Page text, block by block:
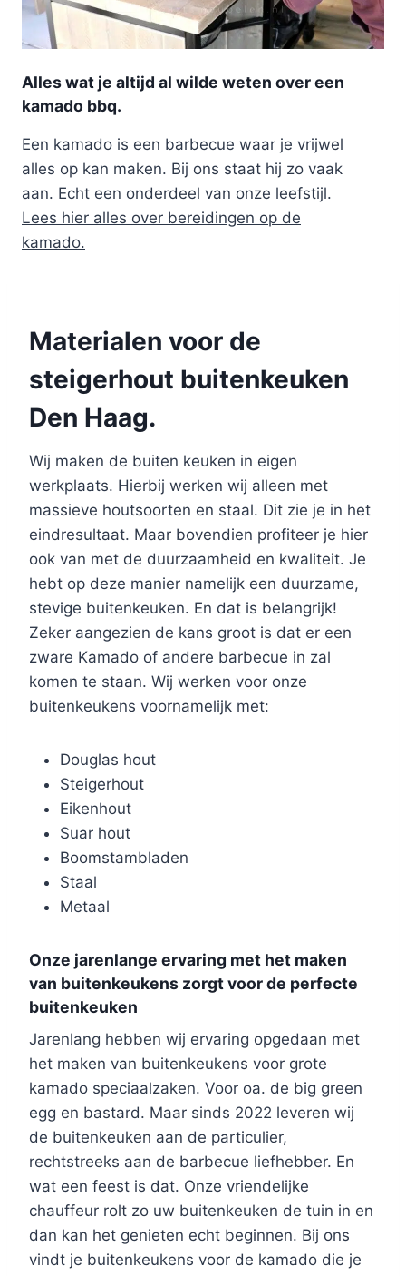
Alles wat je altijd al wilde weten over een
kamado bbq.
Een kamado is een barbecue waar je vrijwel
alles op kan maken. Bij ons staat hij zo vaak
aan. Echt een onderdeel van onze leefstijl.
Lees hier alles over bereidingen op de
kamado.
Materialen voor de
steigerhout buitenkeuken
Den Haag.
Wij maken de buiten keuken in eigen
werkplaats. Hierbij werken wij alleen met
massieve houtsoorten en staal. Dit zie je in het
eindresultaat. Maar bovendien profiteer je hier
ook van met de duurzaamheid en kwaliteit. Je
hebt op deze manier namelijk een duurzame,
stevige buitenkeuken. En dat is belangrijk!
Zeker aangezien de kans groot is dat er een
zware Kamado of andere barbecue in zal
komen te staan. Wij werken voor onze
buitenkeukens voornamelijk met:
Douglas hout
Steigerhout
Eikenhout
Suar hout
Boomstambladen
Staal
Metaal
Onze jarenlange ervaring met het maken
van buitenkeukens zorgt voor de perfecte
buitenkeuken
Jarenlang hebben wij ervaring opgedaan met
het maken van buitenkeukens voor grote
kamado speciaalzaken. Voor oa. de big green
egg en bastard. Maar sinds 2022 leveren wij
de buitenkeuken aan de particulier,
rechtstreeks aan de barbecue liefhebber. En
wat een feest is dat. Onze vriendelijke
chauffeur rolt zo uw buitenkeuken de tuin in en
dan kan het genieten echt beginnen. Bij ons
vindt je buitenkeukens voor de kamado die je